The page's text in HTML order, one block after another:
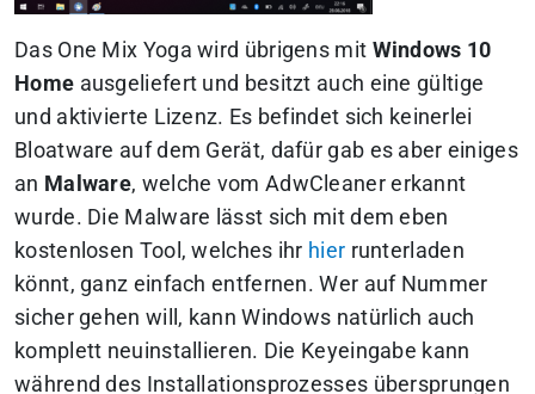
Das One Mix Yoga wird übrigens mit Windows 10
Home ausgeliefert und besitzt auch eine gültige
und aktivierte Lizenz. Es befindet sich keinerlei
Bloatware auf dem Gerät, dafür gab es aber einiges
an Malware, welche vom AdwCleaner erkannt
wurde. Die Malware lässt sich mit dem eben
kostenlosen Tool, welches ihr hier runterladen
könnt, ganz einfach entfernen. Wer auf Nummer
sicher gehen will, kann Windows natürlich auch
komplett neuinstallieren. Die Keyeingabe kann
während des Installationsprozesses übersprungen